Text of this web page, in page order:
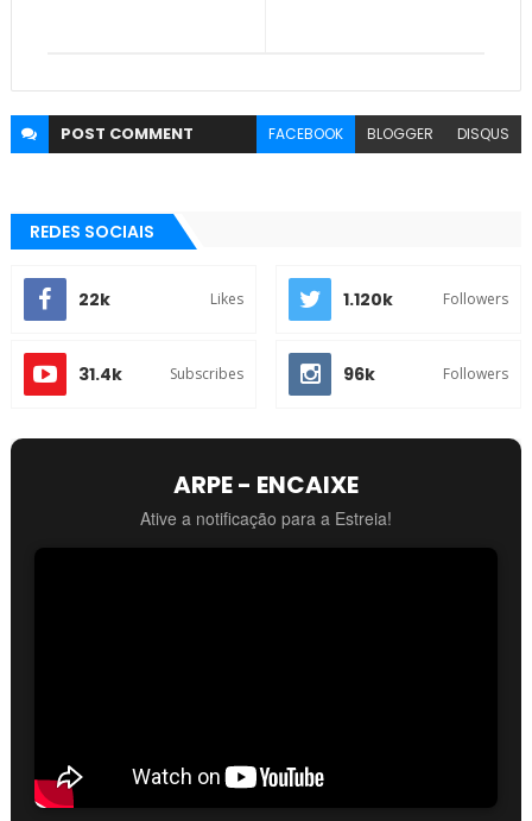
POST COMMENT FACEBOOK BLOGGER DISQUS
REDES SOCIAIS
22k Likes 1.120k Followers
31.4k Subscribes 96k Followers
ARPE - ENCAIXE
Ative a notificação para a Estreia!